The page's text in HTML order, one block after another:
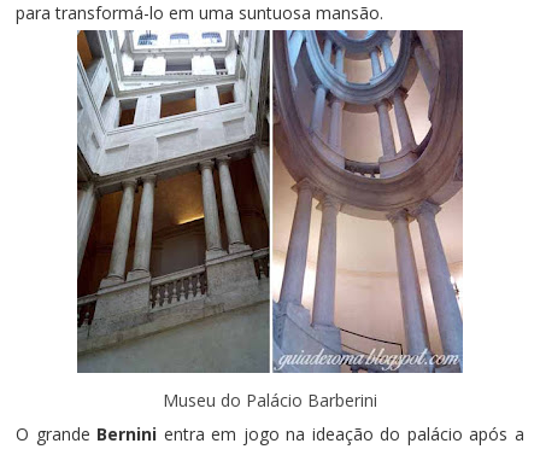
para transformá-lo em uma suntuosa mansão.
Museu do Palácio Barberini
O grande Bernini entra em jogo na ideação do palácio após a